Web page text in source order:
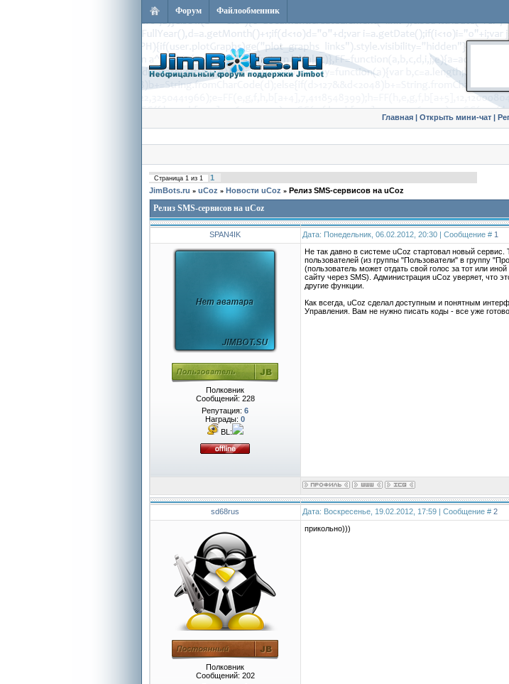
Форум Файлообменник
Главная | Открыть мини-чат |
Страница 1из 1
1
JimBots.ru » uCoz » Новости uCoz » Релиз SMS-сервисов на uCoz
Релиз SMS-сервисов на uCoz
SPAN4IK Дата: Понедельник, 06.02.2012, 20:30 | Сообщение # 1
Полковник
Сообщений: 228
Репутация: 6
Награды: 0
BL:
Не так давно в системе uCoz стартовал новый
пользователей (из группы "Пользователи" в группу
(пользователь может отдать свой голос за тот или
сайту через SMS). Администрация uCoz уверяет, что
другие функции.
Как всегда, uCoz сделал доступным и понятным
Управления. Вам не нужно писать коды - все уже
sd68rus Дата: Воскресенье, 19.02.2012, 17:59 | Сообщение # 2
Полковник
Сообщений: 202
прикольно)))